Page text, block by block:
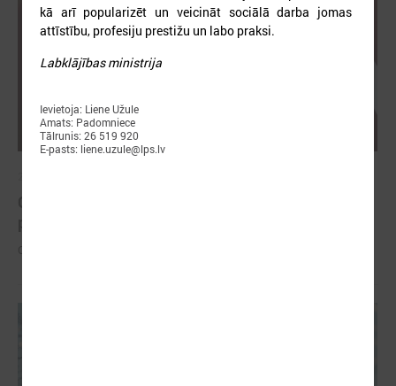
kā arī popularizēt un veicināt sociālā darba jomas
attīstību, profesiju prestižu un labo praksi.
Labklājības ministrija
Ievietoja: Liene Užule
Amats: Padomniece
Tālrunis: 26 519 920
E-pasts: liene.uzule@lps.lv